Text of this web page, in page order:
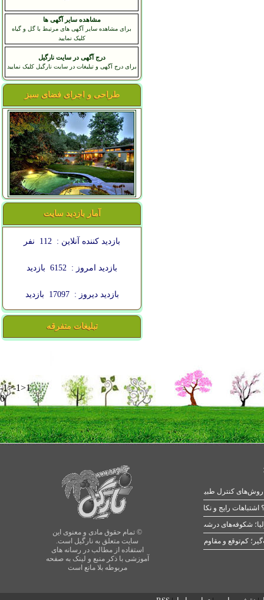
مشاهده سایر آگهی ها
برای مشاهده سایر آگهی های مرتبط با گل و گیاه
کلیک نمایید
درج آگهی در سایت نارگیل
برای درج آگهی و تبلیغات در سایت نارگیل کلیک نمایید
طراحی و اجرای فضای سبز
آمار بازدید سایت
بازدید کننده آنلاین : 112 نفر
بازدید امروز : 6152 بازدید
بازدید دیروز : 17097 بازدید
تبلیغات متفرقه
-1>-1>1
0
© تمام حقوق مادی و معنوی این
سایت متعلق به نارگیل است.
استفاده از مطالب در رسانه های
آموزشی با ذکر منبع و لینک به صفحه
مربوطه بلا مانع است
رایج و نکات طلایی
شکوفه‌های درشت در بهار